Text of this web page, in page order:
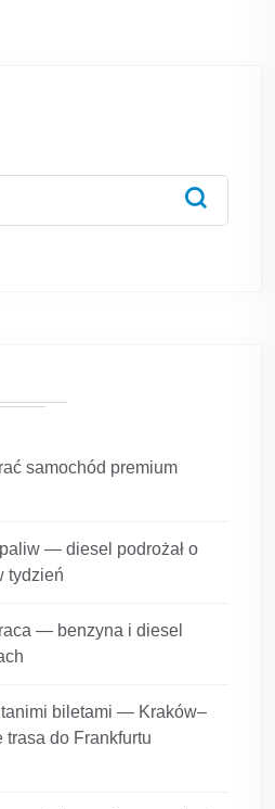
samochód premium
— diesel podrożał o
tydzień
— benzyna i diesel
tanimi biletami — Kraków–
trasa do Frankfurtu